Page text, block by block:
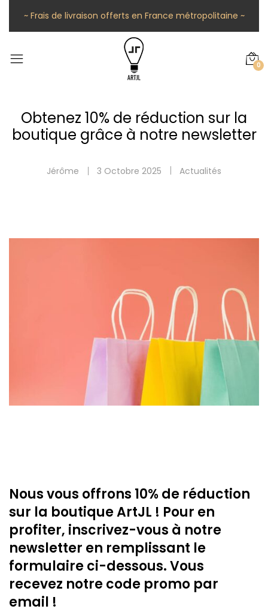
~ Frais de livraison offerts en France métropolitaine ~
0
Obtenez 10% de réduction sur la
boutique grâce à notre newsletter
Jérôme 3 Octobre 2025 Actualités
Nous vous offrons 10% de réduction
sur la boutique ArtJL ! Pour en
profiter, inscrivez-vous à notre
newsletter en remplissant le
formulaire ci-dessous. Vous
recevez notre code promo par
email !